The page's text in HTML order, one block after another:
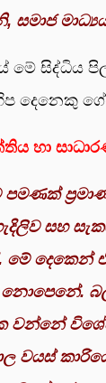
සමාජ
මේ සිද්ධිය
දෙනෙකු ගේ
හා
පමණක්
සහ
මේ දෙකෙන්
වන්නේ
වයස්